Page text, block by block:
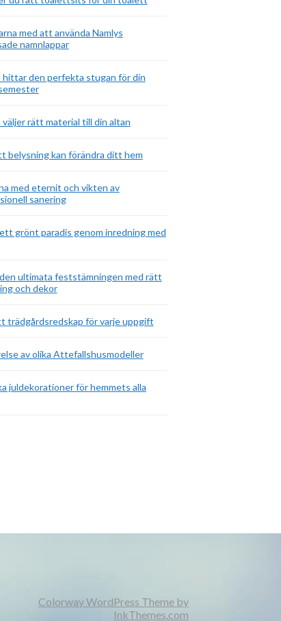
med att använda Namlys
namnlappar
hittar den perfekta stugan för din
väljer rätt material till din altan
belysning kan förändra ditt hem
med eternit och vikten av
sanering
grönt paradis genom inredning med
ultimata feststämningen med rätt
och dekor
trädgårdsredskap för varje uppgift
av olika Attefallshusmodeller
juldekorationer för hemmets alla
Colorway WordPress Theme by
InkThemes.com